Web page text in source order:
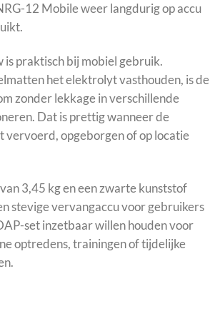
12 Mobile weer langdurig op accu
is praktisch bij mobiel gebruik.
het elektrolyt vasthouden, is de
zonder lekkage in verschillende
Dat is prettig wanneer de
vervoerd, opgeborgen of op locatie
3,45 kg en een zwarte kunststof
stevige vervangaccu voor gebruikers
set inzetbaar willen houden voor
optredens, trainingen of tijdelijke